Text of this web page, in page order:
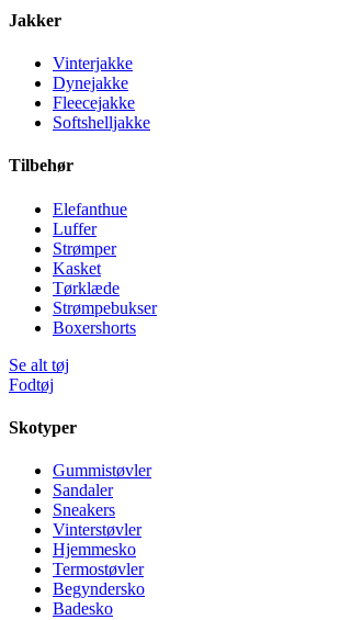
Jakker
Vinterjakke
Dynejakke
Fleecejakke
Softshelljakke
Tilbehør
Elefanthue
Luffer
Strømper
Kasket
Tørklæde
Strømpebukser
Boxershorts
Se alt tøj
Fodtøj
Skotyper
Gummistøvler
Sandaler
Sneakers
Vinterstøvler
Hjemmesko
Termostøvler
Begyndersko
Badesko